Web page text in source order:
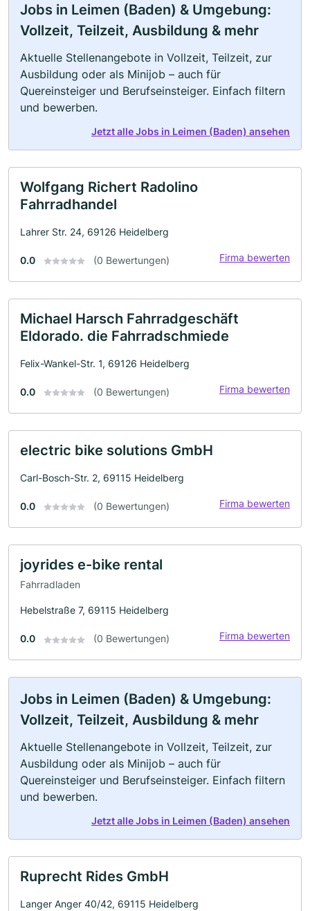
Jobs in Leimen (Baden) & Umgebung:
Vollzeit, Teilzeit, Ausbildung & mehr
Aktuelle Stellenangebote in Vollzeit, Teilzeit, zur
Ausbildung oder als Minijob – auch für
Quereinsteiger und Berufseinsteiger. Einfach filtern
und bewerben.
Jetzt alle Jobs in Leimen (Baden) ansehen
Wolfgang Richert Radolino
Fahrradhandel
Lahrer Str. 24, 69126 Heidelberg
0.0 (0 Bewertungen) Firma bewerten
Michael Harsch Fahrradgeschäft
Eldorado. die Fahrradschmiede
Felix-Wankel-Str. 1, 69126 Heidelberg
0.0 (0 Bewertungen) Firma bewerten
electric bike solutions GmbH
Carl-Bosch-Str. 2, 69115 Heidelberg
0.0 (0 Bewertungen) Firma bewerten
joyrides e-bike rental
Fahrradladen
Hebelstraße 7, 69115 Heidelberg
0.0 (0 Bewertungen) Firma bewerten
Jobs in Leimen (Baden) & Umgebung:
Vollzeit, Teilzeit, Ausbildung & mehr
Aktuelle Stellenangebote in Vollzeit, Teilzeit, zur
Ausbildung oder als Minijob – auch für
Quereinsteiger und Berufseinsteiger. Einfach filtern
und bewerben.
Jetzt alle Jobs in Leimen (Baden) ansehen
Ruprecht Rides GmbH
Langer Anger 40/42, 69115 Heidelberg